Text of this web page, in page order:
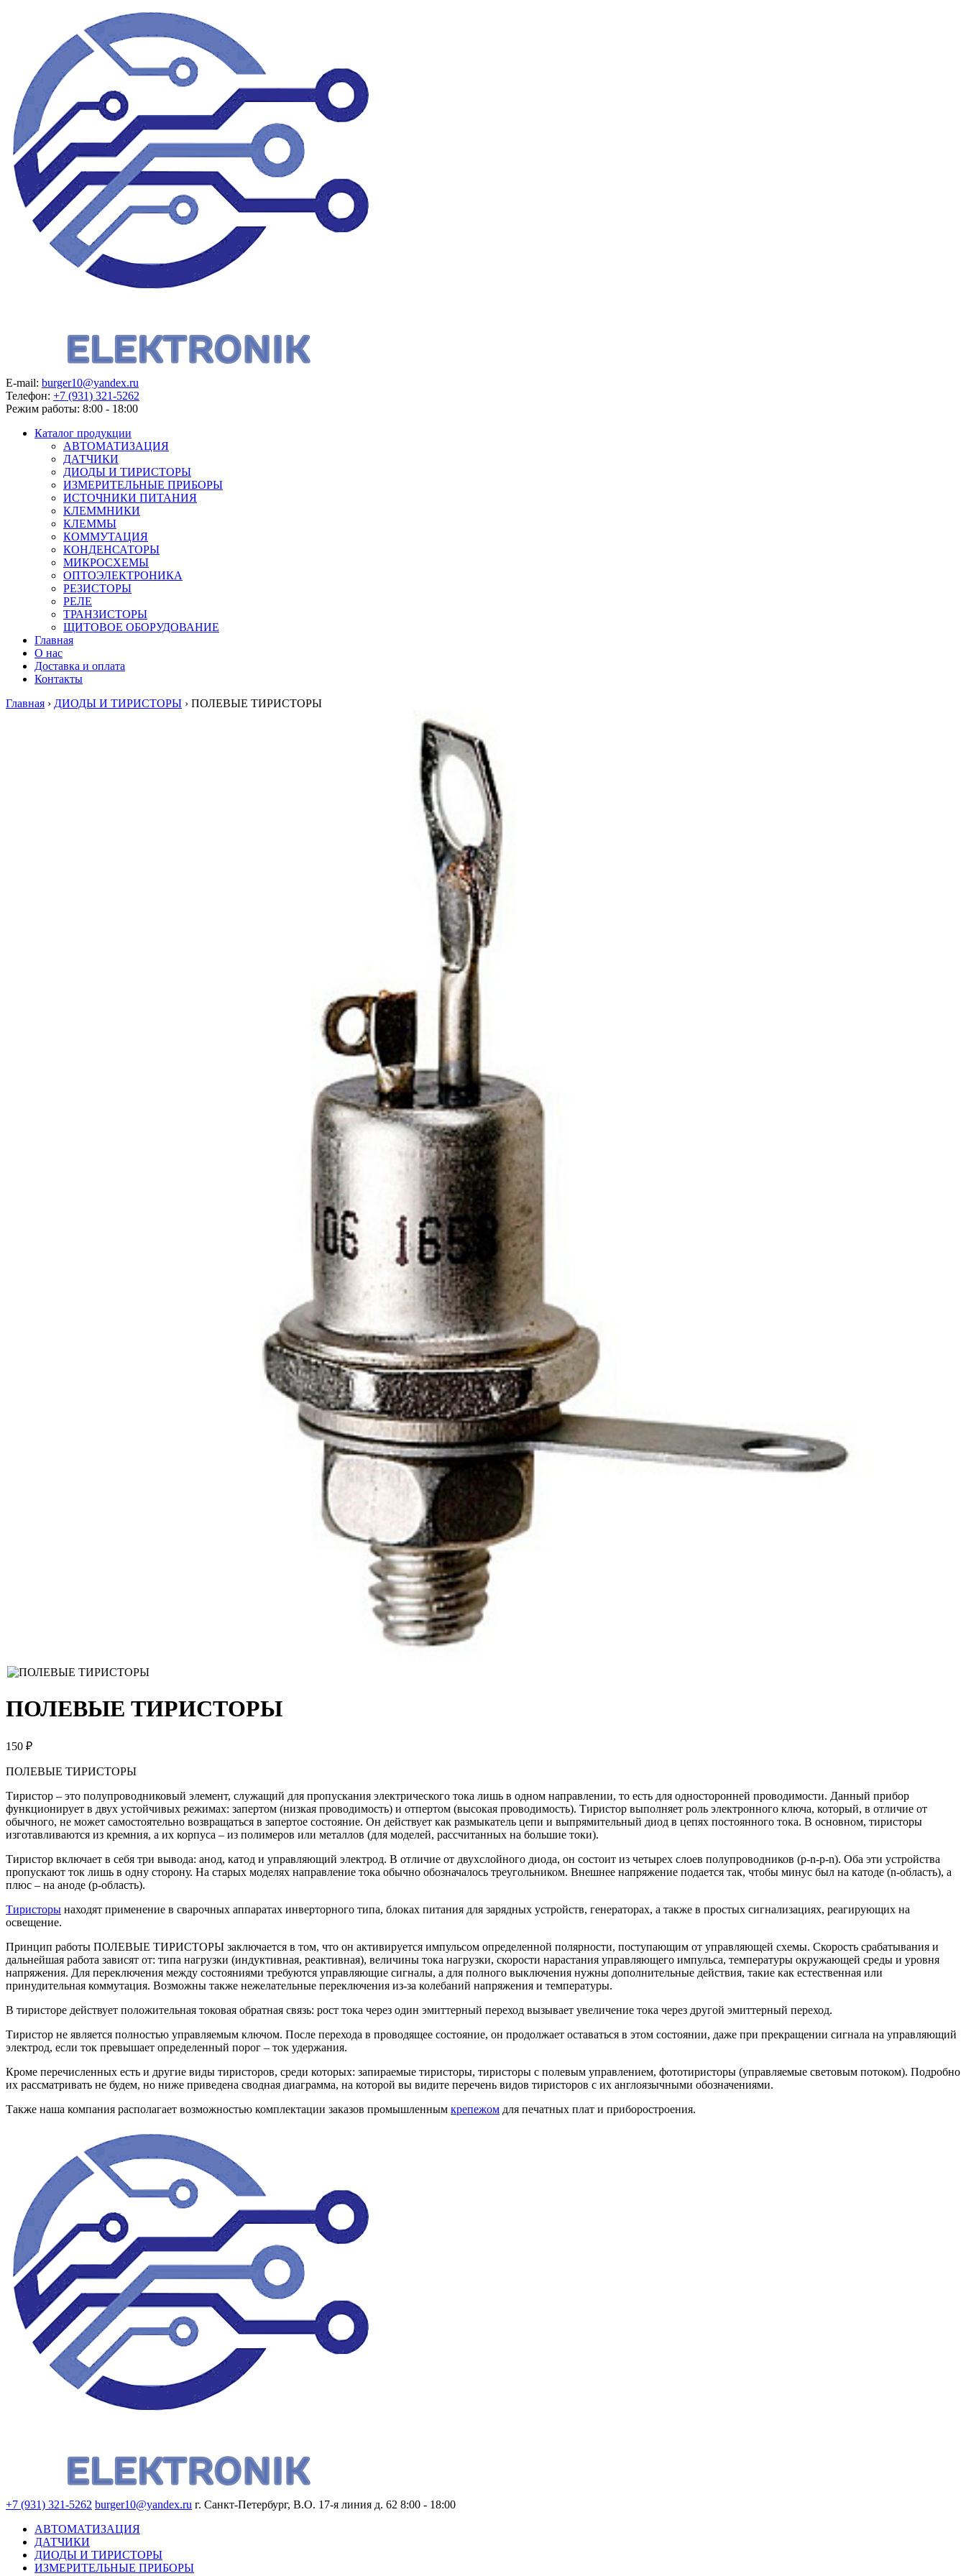
E-mail: burger10@yandex.ru
Телефон: +7 (931) 321-5262
Режим работы: 8:00 - 18:00
Каталог продукции
АВТОМАТИЗАЦИЯ
ДАТЧИКИ
ДИОДЫ И ТИРИСТОРЫ
ИЗМЕРИТЕЛЬНЫЕ ПРИБОРЫ
ИСТОЧНИКИ ПИТАНИЯ
КЛЕММНИКИ
КЛЕММЫ
КОММУТАЦИЯ
КОНДЕНСАТОРЫ
МИКРОСХЕМЫ
ОПТОЭЛЕКТРОНИКА
РЕЗИСТОРЫ
РЕЛЕ
ТРАНЗИСТОРЫ
ЩИТОВОЕ ОБОРУДОВАНИЕ
Главная
О нас
Доставка и оплата
Контакты
Главная › ДИОДЫ И ТИРИСТОРЫ › ПОЛЕВЫЕ ТИРИСТОРЫ
ПОЛЕВЫЕ ТИРИСТОРЫ
150 ₽
ПОЛЕВЫЕ ТИРИСТОРЫ
Тиристор – это полупроводниковый элемент, служащий для пропускания электрического тока лишь в одном направлении, то есть для односторонней проводимости. Данный прибор
функционирует в двух устойчивых режимах: запертом (низкая проводимость) и отпертом (высокая проводимость). Тиристор выполняет роль электронного ключа, который, в отличие от
обычного, не может самостоятельно возвращаться в запертое состояние. Он действует как размыкатель цепи и выпрямительный диод в цепях постоянного тока. В основном, тиристоры
изготавливаются из кремния, а их корпуса – из полимеров или металлов (для моделей, рассчитанных на большие токи).
Тиристор включает в себя три вывода: анод, катод и управляющий электрод. В отличие от двухслойного диода, он состоит из четырех слоев полупроводников (p-n-p-n). Оба эти устройства
пропускают ток лишь в одну сторону. На старых моделях направление тока обычно обозначалось треугольником. Внешнее напряжение подается так, чтобы минус был на катоде (n-область), а
плюс – на аноде (p-область).
Тиристоры находят применение в сварочных аппаратах инверторного типа, блоках питания для зарядных устройств, генераторах, а также в простых сигнализациях, реагирующих на
освещение.
Принцип работы ПОЛЕВЫЕ ТИРИСТОРЫ заключается в том, что он активируется импульсом определенной полярности, поступающим от управляющей схемы. Скорость срабатывания и
дальнейшая работа зависят от: типа нагрузки (индуктивная, реактивная), величины тока нагрузки, скорости нарастания управляющего импульса, температуры окружающей среды и уровня
напряжения. Для переключения между состояниями требуются управляющие сигналы, а для полного выключения нужны дополнительные действия, такие как естественная или
принудительная коммутация. Возможны также нежелательные переключения из-за колебаний напряжения и температуры.
В тиристоре действует положительная токовая обратная связь: рост тока через один эмиттерный переход вызывает увеличение тока через другой эмиттерный переход.
Тиристор не является полностью управляемым ключом. После перехода в проводящее состояние, он продолжает оставаться в этом состоянии, даже при прекращении сигнала на управляющий
электрод, если ток превышает определенный порог – ток удержания.
Кроме перечисленных есть и другие виды тиристоров, среди которых: запираемые тиристоры, тиристоры с полевым управлением, фототиристоры (управляемые световым потоком). Подробно
их рассматривать не будем, но ниже приведена сводная диаграмма, на которой вы видите перечень видов тиристоров с их англоязычными обозначениями.
Также наша компания располагает возможностью комплектации заказов промышленным крепежом для печатных плат и приборостроения.
+7 (931) 321-5262 burger10@yandex.ru г. Санкт-Петербург, В.О. 17-я линия д. 62 8:00 - 18:00
АВТОМАТИЗАЦИЯ
ДАТЧИКИ
ДИОДЫ И ТИРИСТОРЫ
ИЗМЕРИТЕЛЬНЫЕ ПРИБОРЫ